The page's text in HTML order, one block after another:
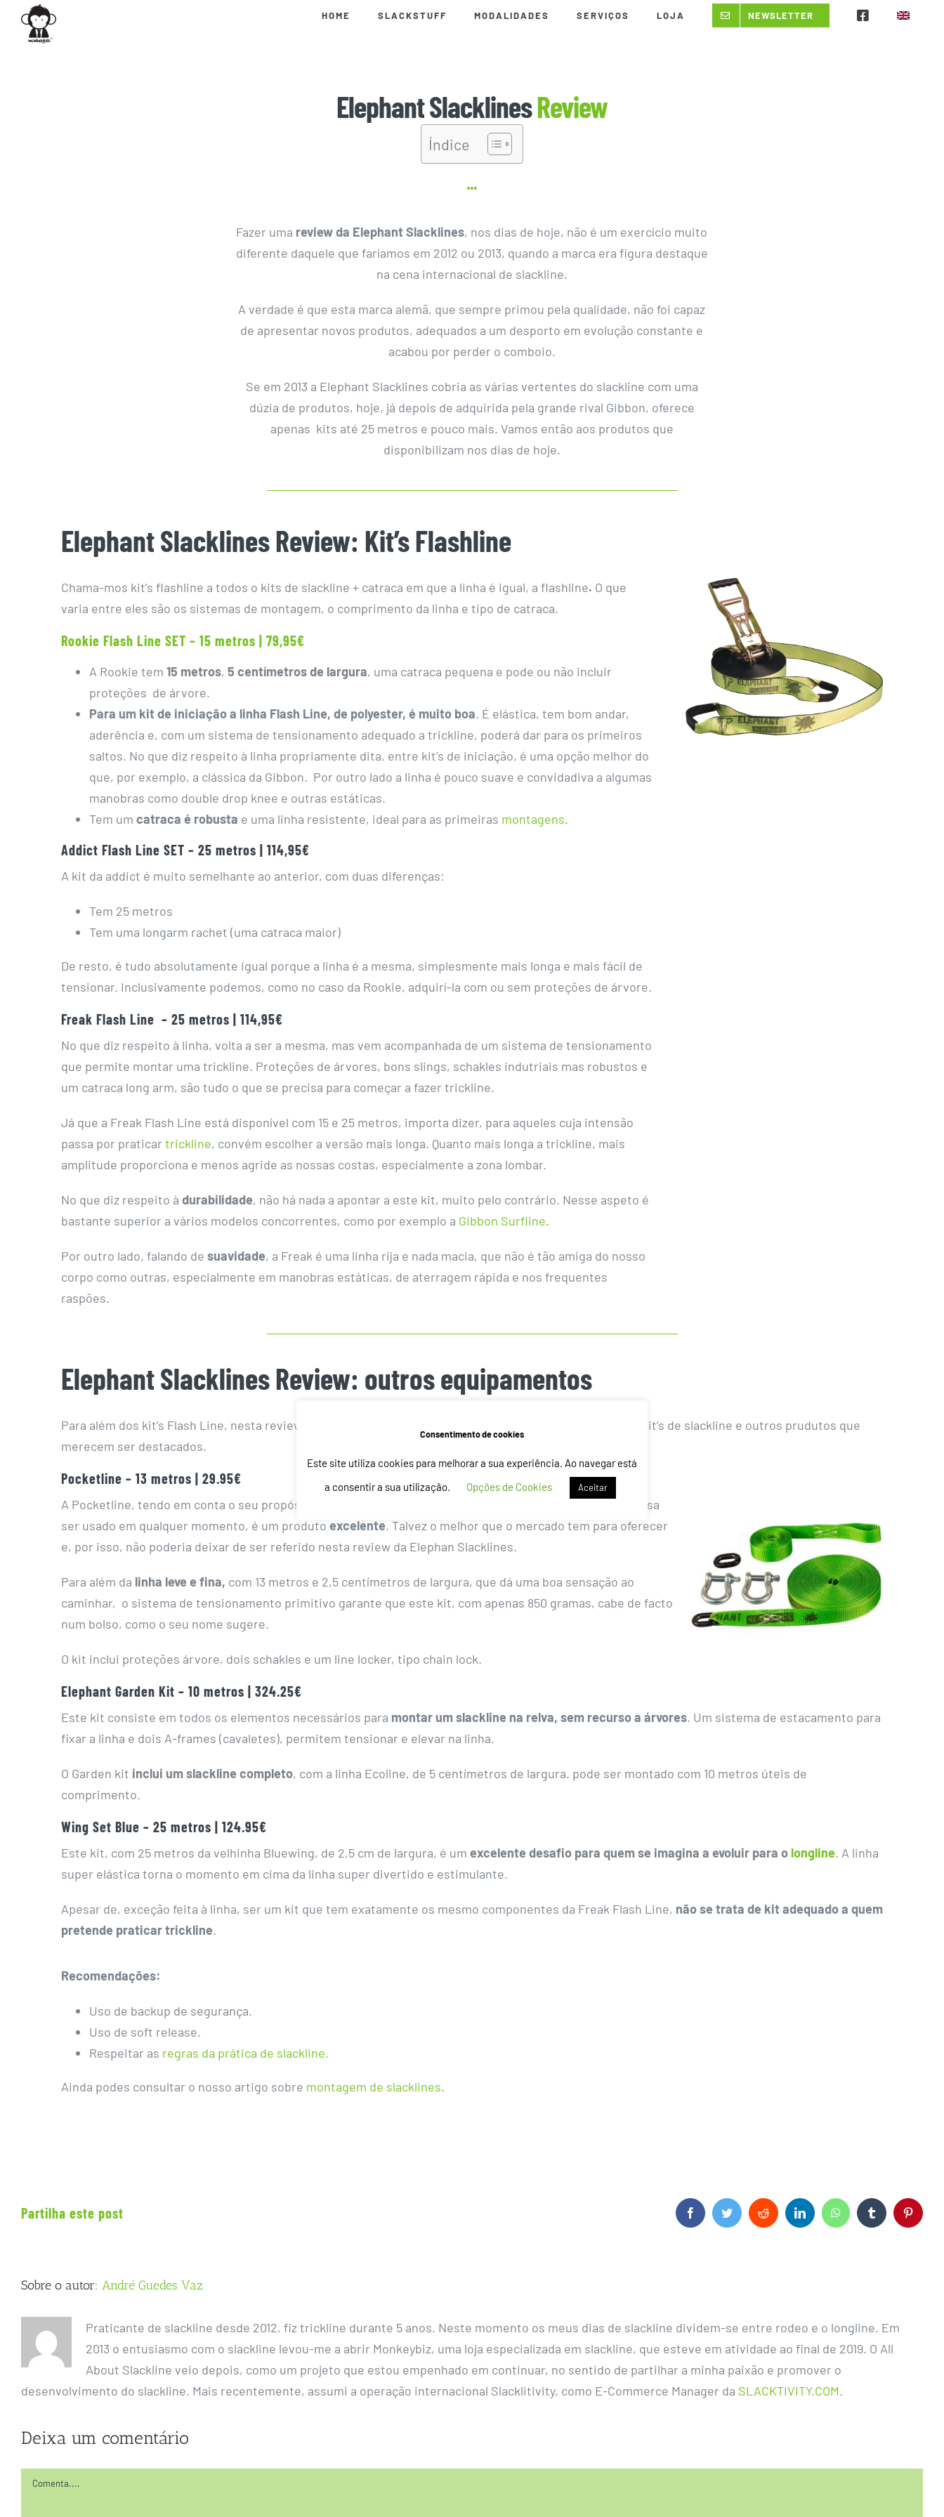
HOME SLACKSTUFF MODALIDADES SERVIÇOS LOJA NEWSLETTER
Elephant SlacklinesReview
Índice
Fazer uma review da Elephant Slacklines, nos dias de hoje, não é um exercício muito
diferente daquele que faríamos em 2012 ou 2013, quando a marca era figura destaque
na cena internacional de slackline.
A verdade é que esta marca alemã, que sempre primou pela qualidade, não foi capaz
de apresentar novos produtos, adequados a um desporto em evolução constante e
acabou por perder o comboio.
Se em 2013 a Elephant Slacklines cobria as várias vertentes do slackline com uma
dúzia de produtos, hoje, já depois de adquirida pela grande rival Gibbon, oferece
apenas kits até 25 metros e pouco mais. Vamos então aos produtos que
disponibilizam nos dias de hoje.
Elephant Slacklines Review: Kit’s Flashline
Chama-mos kit’s flashline a todos o kits de slackline + catraca em que a linha é igual, a flashline. O que
varia entre eles são os sistemas de montagem, o comprimento da linha e tipo de catraca.
Rookie Flash Line SET – 15 metros | 79,95€
A Rookie tem 15 metros, 5 centímetros de largura, uma catraca pequena e pode ou não incluir
proteções de árvore.
Para um kit de iniciação a linha Flash Line, de polyester, é muito boa. É elástica, tem bom andar,
aderência e, com um sistema de tensionamento adequado a trickline, poderá dar para os primeiros
saltos. No que diz respeito à linha propriamente dita, entre kit’s de iniciação, é uma opção melhor do
que, por exemplo, a clássica da Gibbon. Por outro lado a linha é pouco suave e convidadiva a algumas
manobras como double drop knee e outras estáticas.
Tem um catraca é robusta e uma linha resistente, ideal para as primeiras montagens.
Addict Flash Line SET – 25 metros | 114,95€
A kit da addict é muito semelhante ao anterior, com duas diferenças:
Tem 25 metros
Tem uma longarm rachet (uma catraca maior)
De resto, é tudo absolutamente igual porque a linha é a mesma, simplesmente mais longa e mais fácil de
tensionar. Inclusivamente podemos, como no caso da Rookie, adquirí-la com ou sem proteções de árvore.
Freak Flash Line – 25 metros | 114,95€
No que diz respeito à linha, volta a ser a mesma, mas vem acompanhada de um sistema de tensionamento
que permite montar uma trickline. Proteções de árvores, bons slings, schakles indutriais mas robustos e
um catraca long arm, são tudo o que se precisa para começar a fazer trickline.
Já que a Freak Flash Line está disponível com 15 e 25 metros, importa dizer, para aqueles cuja intensão
passa por praticar trickline, convém escolher a versão mais longa. Quanto mais longa a trickline, mais
amplitude proporciona e menos agride as nossas costas, especialmente a zona lombar.
No que diz respeito à durabilidade, não há nada a apontar a este kit, muito pelo contrário. Nesse aspeto é
bastante superior a vários modelos concorrentes, como por exemplo a Gibbon Surfline.
Por outro lado, falando de suavidade, a Freak é uma linha rija e nada macia, que não é tão amiga do nosso
corpo como outras, especialmente em manobras estáticas, de aterragem rápida e nos frequentes
raspões.
Elephant Slacklines Review: outros equipamentos
Para além dos kit’s Flash Line, nesta review da Elephant Slacklines, não podiamos esquecer mais alguns kit’s de slackline e outros prudutos que
merecem ser destacados.
Pocketline – 13 metros | 29.95€
A Pocketline, tendo em conta o seu propósito, que é ser um
, que possa
ser usado em qualquer momento, é um produto excelente. Talvez o melhor que o mercado tem para oferecer
e, por isso, não poderia deixar de ser referido nesta review da Elephan Slacklines.
Para além da linha leve e fina, com 13 metros e 2,5 centímetros de largura, que dá uma boa sensação ao
caminhar, o sistema de tensionamento primitivo garante que este kit, com apenas 850 gramas, cabe de facto
num bolso, como o seu nome sugere.
O kit inclui proteções árvore, dois schakles e um line locker, tipo chain lock.
Elephant Garden Kit – 10 metros | 324.25€
Este kit consiste em todos os elementos necessários para montar um slackline na relva, sem recurso a árvores. Um sistema de estacamento para
fixar a linha e dois A-frames (cavaletes), permitem tensionar e elevar na linha.
O Garden kit inclui um slackline completo, com a linha Ecoline, de 5 centímetros de largura. pode ser montado com 10 metros úteis de
comprimento.
Wing Set Blue – 25 metros | 124.95€
Este kit, com 25 metros da velhinha Bluewing, de 2,5 cm de largura, é um excelente desafio para quem se imagina a evoluir para o longline. A linha
super elástica torna o momento em cima da linha super divertido e estimulante.
Apesar de, exceção feita à linha, ser um kit que tem exatamente os mesmo componentes da Freak Flash Line, não se trata de kit adequado a quem
pretende praticar trickline.
Recomendações:
Uso de backup de segurança.
Uso de soft release.
Respeitar as regras da prática de slackline.
Ainda podes consultar o nosso artigo sobre montagem de slacklines.
Partilha este post FacebookTwitter Reddit LinkedIn WhatsAppTumblr
Sobre o autor: André Guedes Vaz
Praticante de slackline desde 2012, fiz trickline durante 5 anos. Neste momento os meus dias de slackline dividem-se entre rodeo e o longline. Em
2013 o entusiasmo com o slackline levou-me a abrir Monkeybiz, uma loja especializada em slackline, que esteve em atividade ao final de 2019. O All
About Slackline veio depois, como um projeto que estou empenhado em continuar, no sentido de partilhar a minha paixão e promover o
desenvolvimento do slackline. Mais recentemente, assumi a operação internacional Slacklitivity, como E-Commerce Manager da SLACKTIVITY.COM.
Deixa um comentário
Comentário
Consentimento de cookies
Este site utiliza cookies para melhorar a sua experiência. Ao navegar está
a consentir a sua utilização.
Opções de Cookies Aceitar